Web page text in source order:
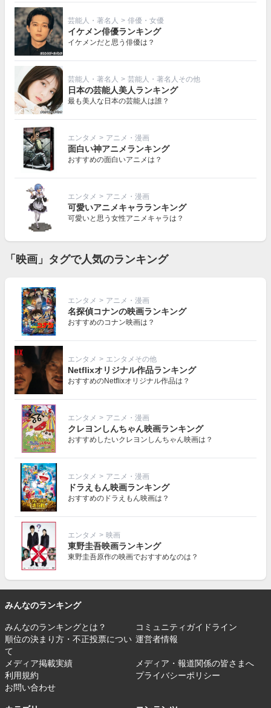
芸能人・著名人 > 俳優・女優
イケメン俳優ランキング
イケメンだと思う俳優は？
芸能人・著名人 > 芸能人・著名人その他
日本の芸能人美人ランキング
最も美人な日本の芸能人は誰？
エンタメ > アニメ・漫画
面白い神アニメランキング
おすすめの面白いアニメは？
エンタメ > アニメ・漫画
可愛いアニメキャラランキング
可愛いと思う女性アニメキャラは？
「映画」タグで人気のランキング
エンタメ > アニメ・漫画
名探偵コナンの映画ランキング
おすすめのコナン映画は？
エンタメ > エンタメその他
Netflixオリジナル作品ランキング
おすすめのNetflixオリジナル作品は？
エンタメ > アニメ・漫画
クレヨンしんちゃん映画ランキング
おすすめしたいクレヨンしんちゃん映画は？
エンタメ > アニメ・漫画
ドラえもん映画ランキング
おすすめのドラえもん映画は？
エンタメ > 映画
東野圭吾映画ランキング
東野圭吾原作の映画でおすすめなのは？
みんなのランキング
みんなのランキングとは？
コミュニティガイドライン
順位の決まり方・不正投票につい
て
運営者情報
メディア掲載実績
メディア・報道関係の皆さまへ
利用規約
プライバシーポリシー
お問い合わせ